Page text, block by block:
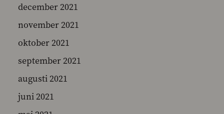
december 2021
november 2021
oktober 2021
september 2021
augusti 2021
juni 2021